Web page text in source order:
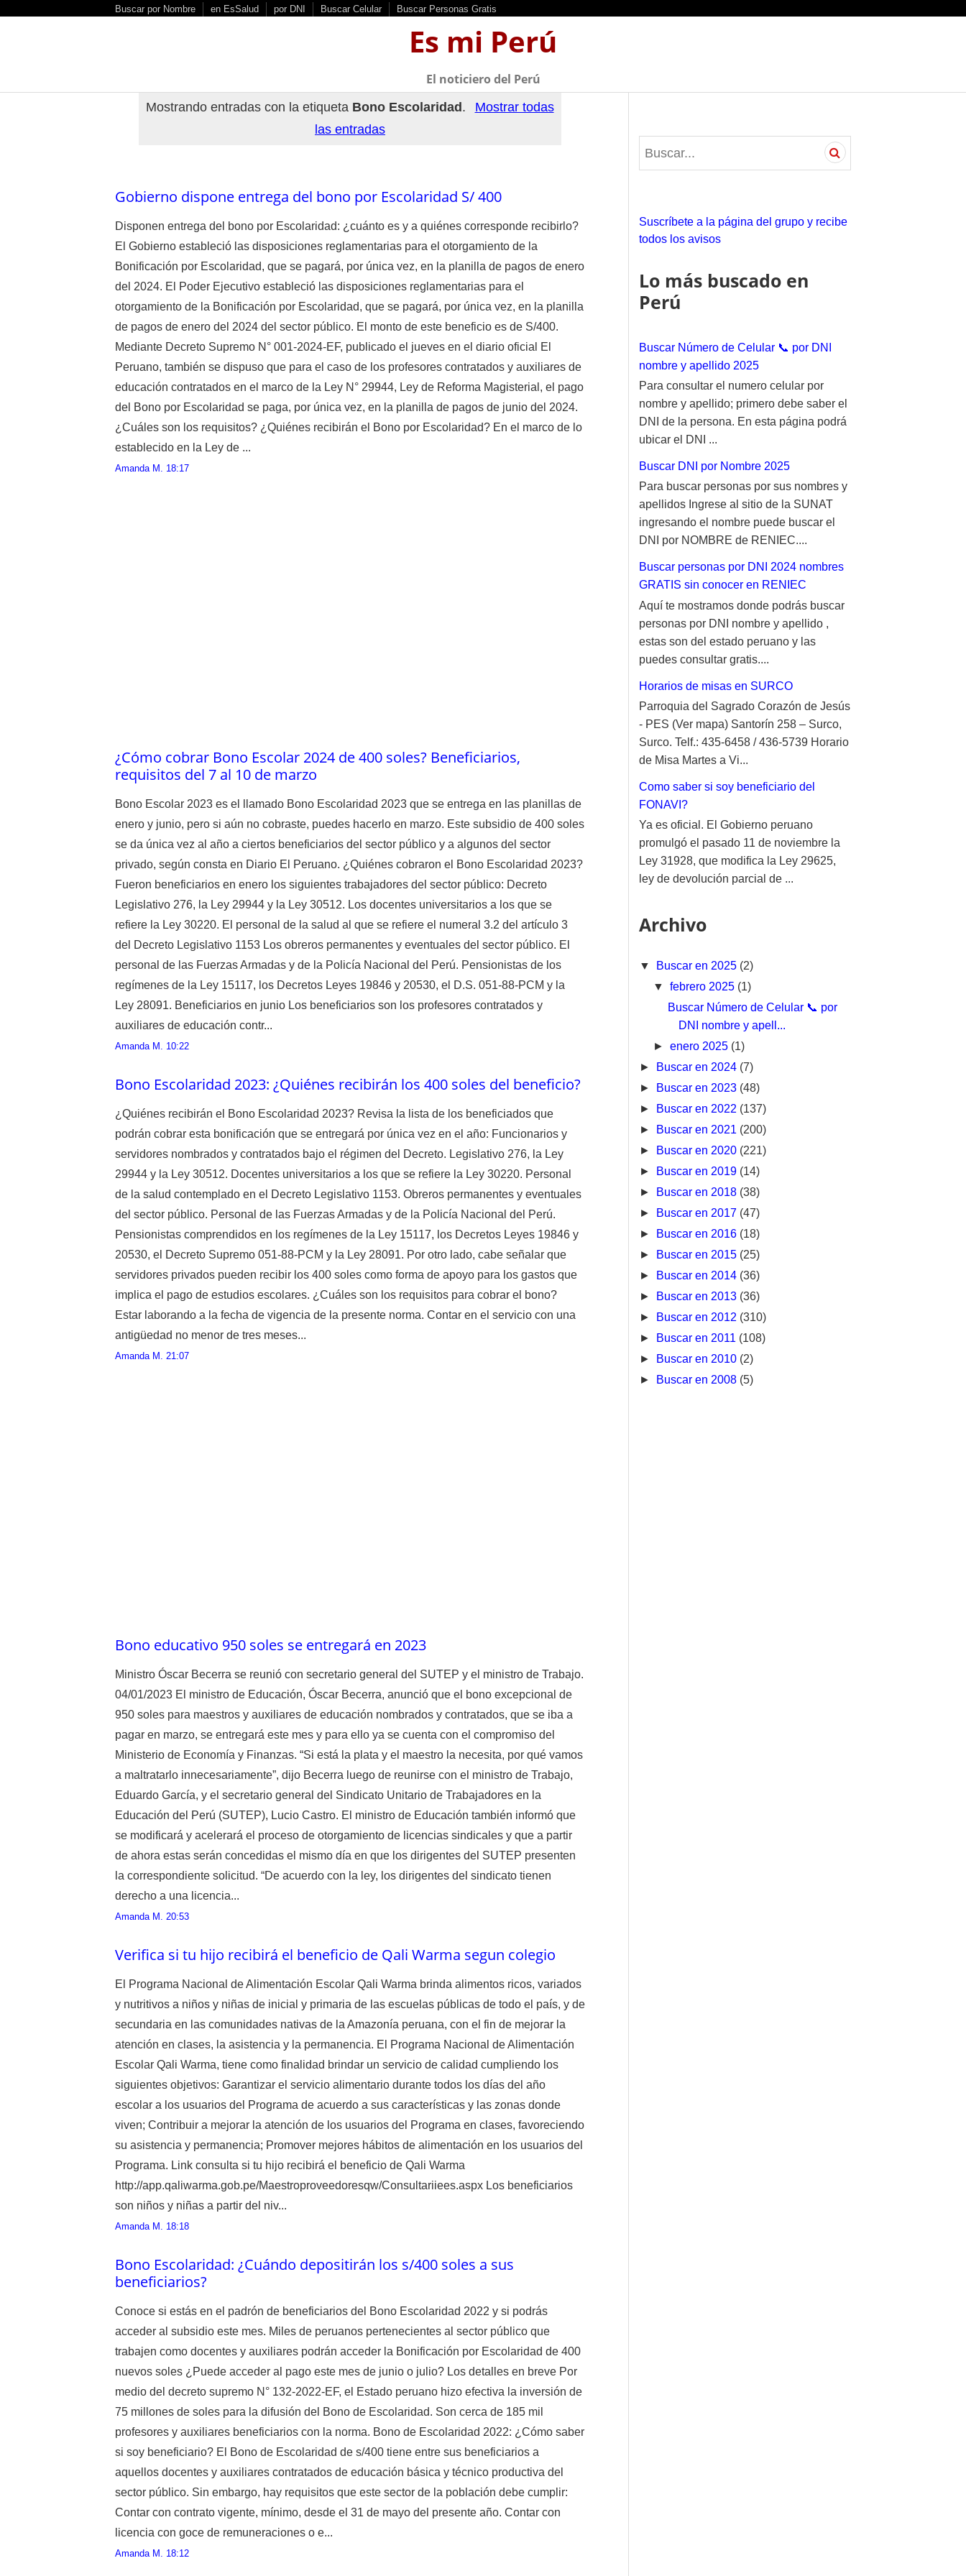
Buscar por Nombre en EsSalud por DNI Buscar Celular Buscar Personas Gratis
Es mi Perú
El noticiero del Perú
Mostrando entradas con la etiqueta Bono Escolaridad .
Mostrar todas
las entradas
Gobierno dispone entrega del bono por Escolaridad S/ 400
Disponen entrega del bono por Escolaridad: ¿cuánto es y a quiénes corresponde recibirlo?
El Gobierno estableció las disposiciones reglamentarias para el otorgamiento de la
Bonificación por Escolaridad, que se pagará, por única vez, en la planilla de pagos de enero
del 2024. El Poder Ejecutivo estableció las disposiciones reglamentarias para el
otorgamiento de la Bonificación por Escolaridad, que se pagará, por única vez, en la planilla
de pagos de enero del 2024 del sector público. El monto de este beneficio es de S/400.
Mediante Decreto Supremo N° 001-2024-EF, publicado el jueves en el diario oficial El
Peruano, también se dispuso que para el caso de los profesores contratados y auxiliares de
educación contratados en el marco de la Ley N° 29944, Ley de Reforma Magisterial, el pago
del Bono por Escolaridad se paga, por única vez, en la planilla de pagos de junio del 2024.
¿Cuáles son los requisitos? ¿Quiénes recibirán el Bono por Escolaridad? En el marco de lo
establecido en la Ley de ...
Amanda M. 18:17
¿Cómo cobrar Bono Escolar 2024 de 400 soles? Beneficiarios,
requisitos del 7 al 10 de marzo
Bono Escolar 2023 es el llamado Bono Escolaridad 2023 que se entrega en las planillas de
enero y junio, pero si aún no cobraste, puedes hacerlo en marzo. Este subsidio de 400 soles
se da única vez al año a ciertos beneficiarios del sector público y a algunos del sector
privado, según consta en Diario El Peruano. ¿Quiénes cobraron el Bono Escolaridad 2023?
Fueron beneficiarios en enero los siguientes trabajadores del sector público: Decreto
Legislativo 276, la Ley 29944 y la Ley 30512. Los docentes universitarios a los que se
refiere la Ley 30220. El personal de la salud al que se refiere el numeral 3.2 del artículo 3
del Decreto Legislativo 1153 Los obreros permanentes y eventuales del sector público. El
personal de las Fuerzas Armadas y de la Policía Nacional del Perú. Pensionistas de los
regímenes de la Ley 15117, los Decretos Leyes 19846 y 20530, el D.S. 051-88-PCM y la
Ley 28091. Beneficiarios en junio Los beneficiarios son los profesores contratados y
auxiliares de educación contr...
Amanda M. 10:22
Bono Escolaridad 2023: ¿Quiénes recibirán los 400 soles del beneficio?
¿Quiénes recibirán el Bono Escolaridad 2023? Revisa la lista de los beneficiados que
podrán cobrar esta bonificación que se entregará por única vez en el año: Funcionarios y
servidores nombrados y contratados bajo el régimen del Decreto. Legislativo 276, la Ley
29944 y la Ley 30512. Docentes universitarios a los que se refiere la Ley 30220. Personal
de la salud contemplado en el Decreto Legislativo 1153. Obreros permanentes y eventuales
del sector público. Personal de las Fuerzas Armadas y de la Policía Nacional del Perú.
Pensionistas comprendidos en los regímenes de la Ley 15117, los Decretos Leyes 19846 y
20530, el Decreto Supremo 051-88-PCM y la Ley 28091. Por otro lado, cabe señalar que
servidores privados pueden recibir los 400 soles como forma de apoyo para los gastos que
implica el pago de estudios escolares. ¿Cuáles son los requisitos para cobrar el bono?
Estar laborando a la fecha de vigencia de la presente norma. Contar en el servicio con una
antigüedad no menor de tres meses...
Amanda M. 21:07
Bono educativo 950 soles se entregará en 2023
Ministro Óscar Becerra se reunió con secretario general del SUTEP y el ministro de Trabajo.
04/01/2023 El ministro de Educación, Óscar Becerra, anunció que el bono excepcional de
950 soles para maestros y auxiliares de educación nombrados y contratados, que se iba a
pagar en marzo, se entregará este mes y para ello ya se cuenta con el compromiso del
Ministerio de Economía y Finanzas. “Si está la plata y el maestro la necesita, por qué vamos
a maltratarlo innecesariamente”, dijo Becerra luego de reunirse con el ministro de Trabajo,
Eduardo García, y el secretario general del Sindicato Unitario de Trabajadores en la
Educación del Perú (SUTEP), Lucio Castro. El ministro de Educación también informó que
se modificará y acelerará el proceso de otorgamiento de licencias sindicales y que a partir
de ahora estas serán concedidas el mismo día en que los dirigentes del SUTEP presenten
la correspondiente solicitud. “De acuerdo con la ley, los dirigentes del sindicato tienen
derecho a una licencia...
Amanda M. 20:53
Verifica si tu hijo recibirá el beneficio de Qali Warma segun colegio
El Programa Nacional de Alimentación Escolar Qali Warma brinda alimentos ricos, variados
y nutritivos a niños y niñas de inicial y primaria de las escuelas públicas de todo el país, y de
secundaria en las comunidades nativas de la Amazonía peruana, con el fin de mejorar la
atención en clases, la asistencia y la permanencia. El Programa Nacional de Alimentación
Escolar Qali Warma, tiene como finalidad brindar un servicio de calidad cumpliendo los
siguientes objetivos: Garantizar el servicio alimentario durante todos los días del año
escolar a los usuarios del Programa de acuerdo a sus características y las zonas donde
viven; Contribuir a mejorar la atención de los usuarios del Programa en clases, favoreciendo
su asistencia y permanencia; Promover mejores hábitos de alimentación en los usuarios del
Programa. Link consulta si tu hijo recibirá el beneficio de Qali Warma
http://app.qaliwarma.gob.pe/Maestroproveedoresqw/Consultariiees.aspx Los beneficiarios
son niños y niñas a partir del niv...
Amanda M. 18:18
Bono Escolaridad: ¿Cuándo depositirán los s/400 soles a sus
beneficiarios?
Conoce si estás en el padrón de beneficiarios del Bono Escolaridad 2022 y si podrás
acceder al subsidio este mes. Miles de peruanos pertenecientes al sector público que
trabajen como docentes y auxiliares podrán acceder la Bonificación por Escolaridad de 400
nuevos soles ¿Puede acceder al pago este mes de junio o julio? Los detalles en breve Por
medio del decreto supremo N° 132-2022-EF, el Estado peruano hizo efectiva la inversión de
75 millones de soles para la difusión del Bono de Escolaridad. Son cerca de 185 mil
profesores y auxiliares beneficiarios con la norma. Bono de Escolaridad 2022: ¿Cómo saber
si soy beneficiario? El Bono de Escolaridad de s/400 tiene entre sus beneficiarios a
aquellos docentes y auxiliares contratados de educación básica y técnico productiva del
sector público. Sin embargo, hay requisitos que este sector de la población debe cumplir:
Contar con contrato vigente, mínimo, desde el 31 de mayo del presente año. Contar con
licencia con goce de remuneraciones o e...
Amanda M. 18:12
:
Suscríbete a la página del grupo y recibe
todos los avisos
Lo más buscado en
Perú
Buscar Número de Celular 📞 por DNI
nombre y apellido 2025
Para consultar el numero celular por
nombre y apellido; primero debe saber el
DNI de la persona. En esta página podrá
ubicar el DNI ...
Buscar DNI por Nombre 2025
Para buscar personas por sus nombres y
apellidos Ingrese al sitio de la SUNAT
ingresando el nombre puede buscar el
DNI por NOMBRE de RENIEC....
Buscar personas por DNI 2024 nombres
GRATIS sin conocer en RENIEC
Aquí te mostramos donde podrás buscar
personas por DNI nombre y apellido ,
estas son del estado peruano y las
puedes consultar gratis....
Horarios de misas en SURCO
Parroquia del Sagrado Corazón de Jesús
- PES (Ver mapa) Santorín 258 – Surco,
Surco. Telf.: 435-6458 / 436-5739 Horario
de Misa Martes a Vi...
Como saber si soy beneficiario del
FONAVI?
Ya es oficial. El Gobierno peruano
promulgó el pasado 11 de noviembre la
Ley 31928, que modifica la Ley 29625,
ley de devolución parcial de ...
Archivo
▼ Buscar en 2025 (2)
▼febrero 2025 (1)
Buscar Número de Celular 📞 por
DNI nombre y apell...
►enero 2025 (1)
►
Buscar en 2024 (7)
►
Buscar en 2023 (48)
►
Buscar en 2022 (137)
►
Buscar en 2021 (200)
►
Buscar en 2020 (221)
►
Buscar en 2019 (14)
►
Buscar en 2018 (38)
►
Buscar en 2017 (47)
►
Buscar en 2016 (18)
►
Buscar en 2015 (25)
►
Buscar en 2014 (36)
►
Buscar en 2013 (36)
►
Buscar en 2012 (310)
►
Buscar en 2011 (108)
►
Buscar en 2010 (2)
►
Buscar en 2008 (5)